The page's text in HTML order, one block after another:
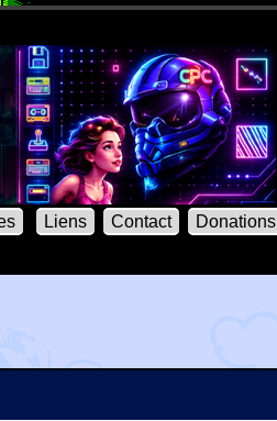
Liens Contact Donations